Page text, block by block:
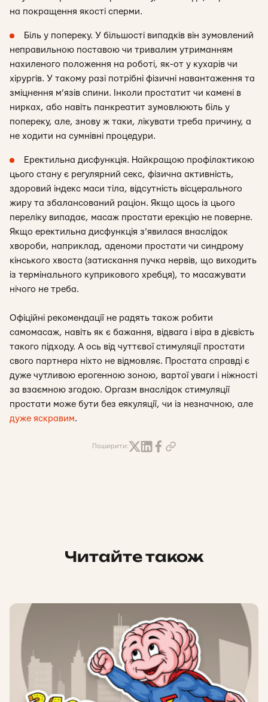
на покращення якості сперми.
Біль у попереку. У більшості випадків він зумовлений
неправильною поставою чи тривалим утриманням
нахиленого положення на роботі, як-от у кухарів чи
хірургів. У такому разі потрібні фізичні навантаження та
зміцнення м’язів спини. Інколи простатит чи камені в
нирках, або навіть панкреатит зумовлюють біль у
попереку, але, знову ж таки, лікувати треба причину, а
не ходити на сумнівні процедури.
Еректильна дисфункція. Найкращою профілактикою
цього стану є регулярний секс, фізична активність,
здоровий індекс маси тіла, відсутність вісцерального
жиру та збалансований раціон. Якщо щось із цього
переліку випадає, масаж простати ерекцію не поверне.
Якщо еректильна дисфункція з’явилася внаслідок
хвороби, наприклад, аденоми простати чи синдрому
кінського хвоста (затискання пучка нервів, що виходить
із термінального куприкового хребця), то масажувати
нічого не треба.
Офіційні рекомендації не радять також робити
самомасаж, навіть як є бажання, відвага і віра в дієвість
такого підходу. А ось від чуттєвої стимуляції простати
свого партнера ніхто не відмовляє. Простата справді є
дуже чутливою ерогенною зоною, вартої уваги і ніжності
за взаємною згодою. Оргазм внаслідок стимуляції
простати може бути без еякуляції, чи із незначною, але
дуже яскравим.
Поширити:
Читайте також